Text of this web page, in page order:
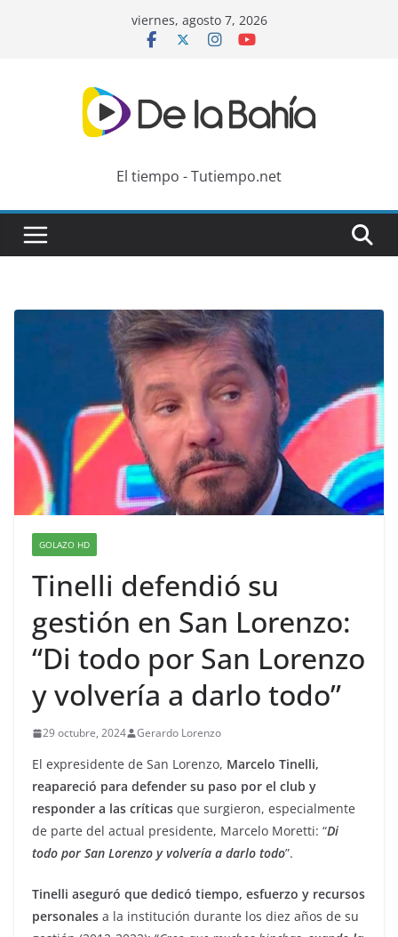
viernes, agosto 7, 2026
El tiempo - Tutiempo.net
GOLAZO HD
Tinelli defendió su
gestión en San Lorenzo:
“Di todo por San Lorenzo
y volvería a darlo todo”
29 octubre, 2024 Gerardo Lorenzo
El expresidente de San Lorenzo, Marcelo Tinelli,
reapareció para defender su paso por el club y
responder a las críticas que surgieron, especialmente
de parte del actual presidente, Marcelo Moretti: “Di
todo por San Lorenzo y volvería a darlo todo”.
Tinelli aseguró que dedicó tiempo, esfuerzo y recursos
personales a la institución durante los diez años de su